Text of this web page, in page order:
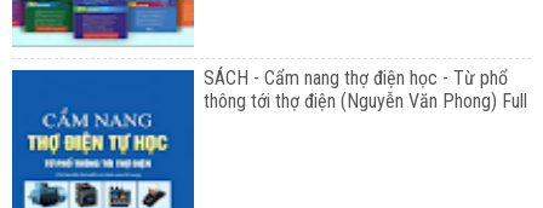
SÁCH - Cẩm nang thợ điện học - Từ phổ
thông tới thợ điện (Nguyễn Văn Phong) Full